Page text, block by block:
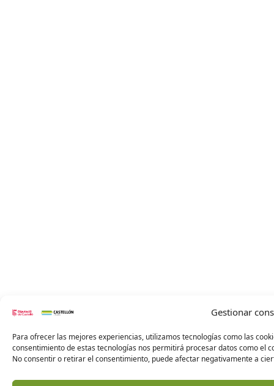
Gestionar
Para ofrecer las mejores experiencias, utilizamos tecnologías como las
consentimiento de estas tecnologías nos permitirá procesar datos como el
No consentir o retirar el consentimiento, puede afectar negativamente a